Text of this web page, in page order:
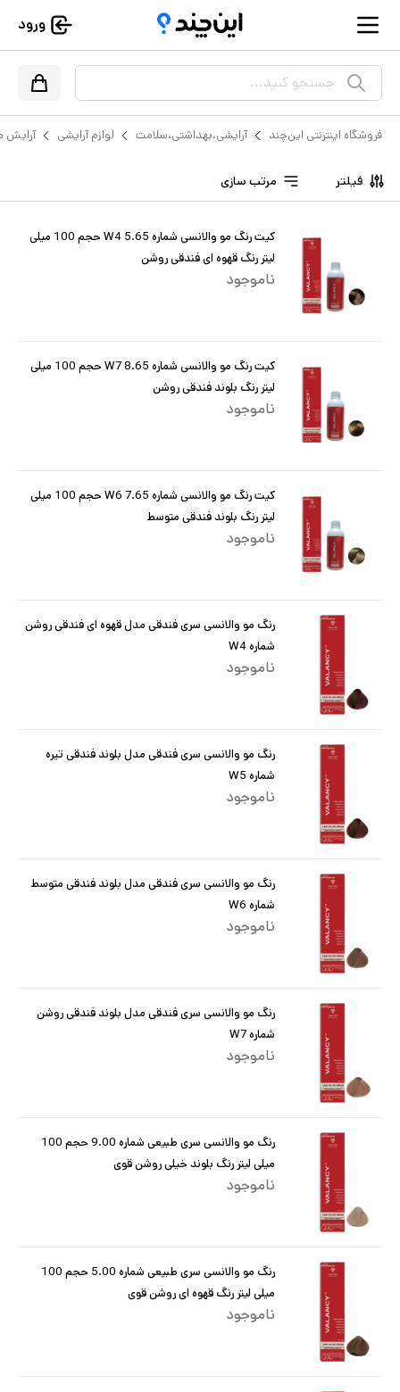
ورود
جستجو کنید...
فروشگاه اینترنتی این‌چند آرایشی،بهداشتی،سلامت لوازم آرایشی آرایش
فیلتر مرتب سازی
کیت رنگ مو والانسی شماره W4 5.65 حجم 100 میلی
لیتر رنگ قهوه ای فندقی روشن
ناموجود
کیت رنگ مو والانسی شماره W7 8.65 حجم 100 میلی
لیتر رنگ بلوند فندقی روشن
ناموجود
کیت رنگ مو والانسی شماره W6 7.65 حجم 100 میلی
لیتر رنگ بلوند فندقی متوسط
ناموجود
رنگ مو والانسی سری فندقی مدل قهوه ای فندقی روشن
شماره W4
ناموجود
رنگ مو والانسی سری فندقی مدل بلوند فندقی تیره
شماره W5
ناموجود
رنگ مو والانسی سری فندقی مدل بلوند فندقی متوسط
شماره W6
ناموجود
رنگ مو والانسی سری فندقی مدل بلوند فندقی روشن
شماره W7
ناموجود
رنگ مو والانسی سری طبیعی شماره 9.00 حجم 100
میلی لیتر رنگ بلوند خیلی روشن قوی
ناموجود
رنگ مو والانسی سری طبیعی شماره 5.00 حجم 100
میلی لیتر رنگ قهوه ای روشن قوی
ناموجود